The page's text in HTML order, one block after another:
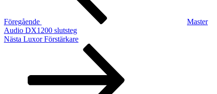
Föregående
Master
Audio DX1200 slutsteg
Nästa
Nästa Luxor Förstärkare